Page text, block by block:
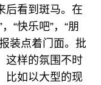
后看到斑马。在
“快乐吧”，“朋
装点着门面。批
这样的氛围不时
比如以大型的现